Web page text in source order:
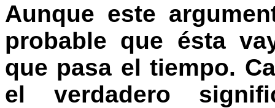
Aunque este
probable que ésta
que pasa el tiempo.
el verdadero